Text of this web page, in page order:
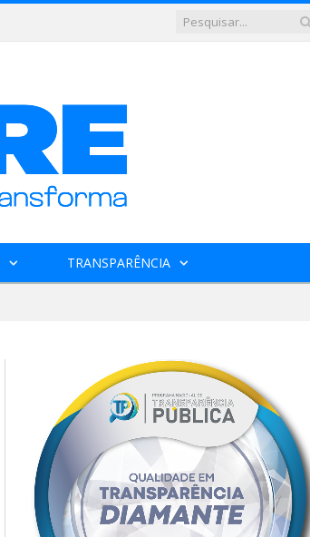
TRANSPARÊNCIA